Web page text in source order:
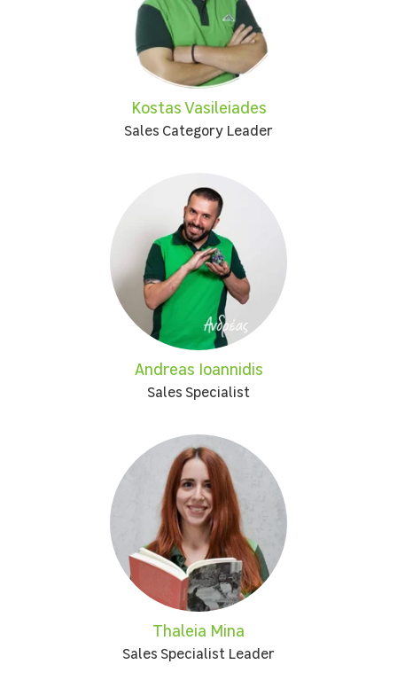
Kostas Vasileiades
Sales Category Leader
Andreas Ioannidis
Sales Specialist
Thaleia Mina
Sales Specialist Leader